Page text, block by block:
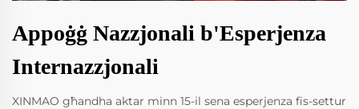
Appoġġ Nazzjonali b'Esperjenza
Internazzjonali
XINMAO għandha aktar minn 15-il sena esperjenza fis-settur